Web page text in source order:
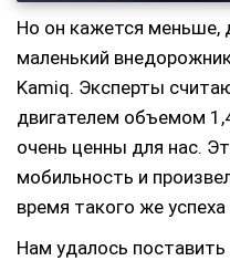
Но он кажется меньше,
маленький
Kamiq. Эксперты
двигателем объемом
очень ценны для нас.
мобильность и
время такого же
Нам удалось